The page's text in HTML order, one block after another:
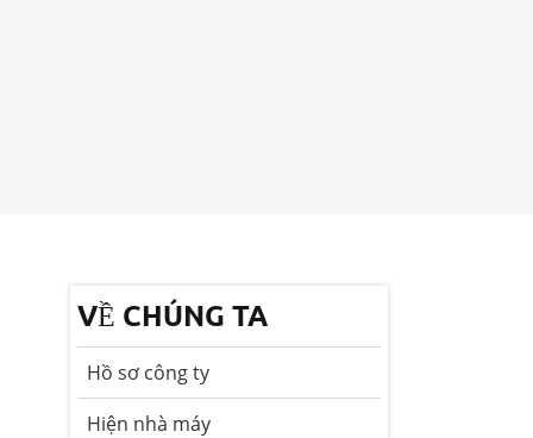
VỀ CHÚNG TA
Hồ sơ công ty
Hiện nhà máy